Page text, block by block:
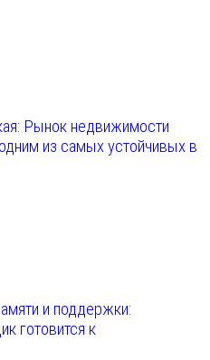
Рынок недвижимости
из самых устойчивых в
и поддержки:
готовится к